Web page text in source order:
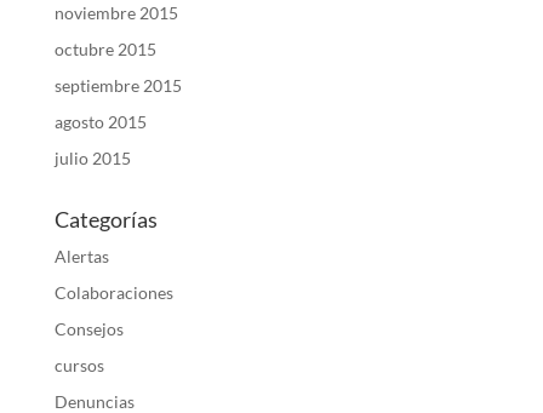
noviembre 2015
octubre 2015
septiembre 2015
agosto 2015
julio 2015
Categorías
Alertas
Colaboraciones
Consejos
cursos
Denuncias